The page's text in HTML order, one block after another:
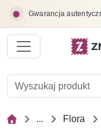
Gwarancja
... Flora